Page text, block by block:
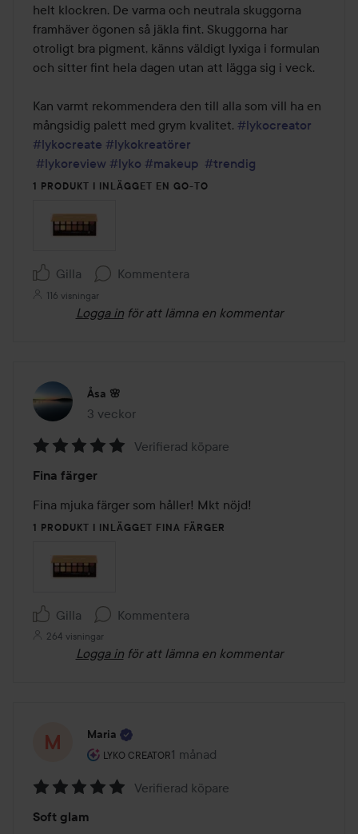
helt klockren. De varma och neutrala skuggorna
framhäver ögonen så jäkla fint. Skuggorna har
otroligt bra pigment, känns väldigt lyxiga i formulan
och sitter fint hela dagen utan att lägga sig i veck.
Kan varmt rekommendera den till alla som vill ha en
mångsidig palett med grym kvalitet. #lykocreator
#lykocreate #lykokreatörer
#lykoreview #lyko #makeup #trendig
1 PRODUKT I INLÄGGET EN GO-TO
Gilla Kommentera
116 visningar
Logga in för att lämna en kommentar
Åsa 🌸
3 veckor
Inlägget skapades 3 veckor
5
av
5
Verifierad köpare
Fina färger
Fina mjuka färger som håller! Mkt nöjd!
1 PRODUKT I INLÄGGET FINA FÄRGER
Gilla Kommentera
264 visningar
Logga in för att lämna en kommentar
Maria
LYKO CREATOR
Användarens roll: Lyko Creator.
1 månad
Inlägget skapades 1 månad
5
Verifierad köpare
Soft glam